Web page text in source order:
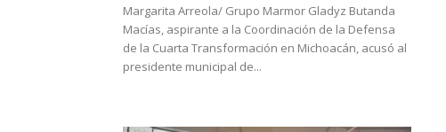
Margarita Arreola/ Grupo Marmor Gladyz Butanda
Macías, aspirante a la Coordinación de la Defensa
de la Cuarta Transformación en Michoacán, acusó al
presidente municipal de...